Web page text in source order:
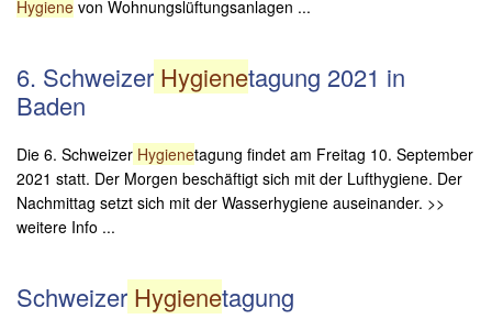
Hygiene von Wohnungslüftungsanlagen ...
6. Schweizer Hygienetagung 2021 in
Baden
Die 6. Schweizer Hygienetagung findet am Freitag 10. September
2021 statt. Der Morgen beschäftigt sich mit der Lufthygiene. Der
Nachmittag setzt sich mit der Wasserhygiene auseinander. >>
weitere Info ...
Schweizer Hygienetagung